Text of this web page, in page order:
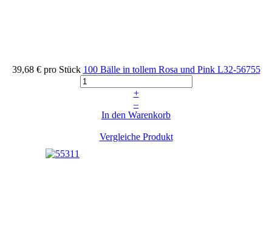
39,68 € pro Stück 100 Bälle in tollem Rosa und Pink L32-56755
+
–
In den Warenkorb
Vergleiche Produkt